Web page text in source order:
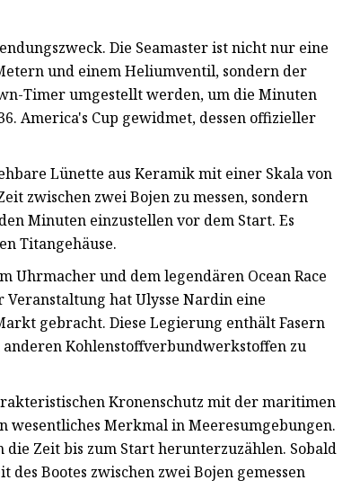
Die Seamaster ist nicht nur eine
und einem Heliumventil, sondern der
Timer umgestellt werden, um die Minuten
America's Cup gewidmet, dessen offizieller
Lünette aus Keramik mit einer Skala von
zwischen zwei Bojen zu messen, sondern
Minuten einzustellen vor dem Start. Es
Titangehäuse.
Uhrmacher und dem legendären Ocean Race
hat Ulysse Nardin eine
gebracht. Diese Legierung enthält Fasern
Kohlenstoffverbundwerkstoffen zu
Kronenschutz mit der maritimen
Merkmal in Meeresumgebungen.
Zeit bis zum Start herunterzuzählen. Sobald
Bootes zwischen zwei Bojen gemessen